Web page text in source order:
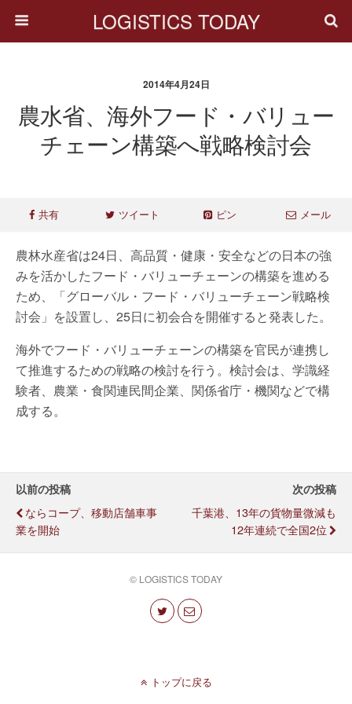
LOGISTICS TODAY
2014年4月24日
農水省、海外フード・バリュー
チェーン構築へ戦略検討会
共有 ツイート ピン メール
農林水産省は24日、高品質・健康・安全などの日本の強
みを活かしたフード・バリューチェーンの構築を進める
ため、「グローバル・フード・バリューチェーン戦略検
討会」を設置し、25日に初会合を開催すると発表した。
海外でフード・バリューチェーンの構築を官民が連携し
て推進するための戦略の検討を行う。検討会は、学識経
験者、農業・食関連民間企業、関係省庁・機関などで構
成する。
以前の投稿
ならコープ、移動店舗車事
業を開始
次の投稿
千葉港、13年の貨物量微減も
12年連続で全国2位
© LOGISTICS TODAY
トップに戻る